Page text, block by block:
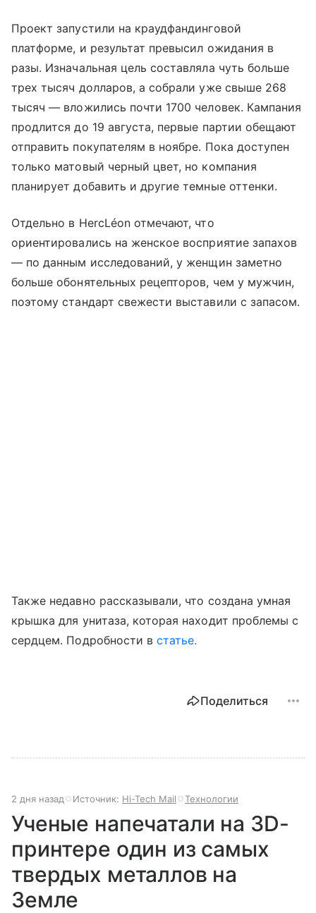
Проект запустили на краудфандинговой
платформе, и результат превысил ожидания в
разы. Изначальная цель составляла чуть больше
трех тысяч долларов, а собрали уже свыше 268
тысяч — вложились почти 1700 человек. Кампания
продлится до 19 августа, первые партии обещают
отправить покупателям в ноябре. Пока доступен
только матовый черный цвет, но компания
планирует добавить и другие темные оттенки.
Отдельно в HercLéon отмечают, что
ориентировались на женское восприятие запахов
— по данным исследований, у женщин заметно
больше обонятельных рецепторов, чем у мужчин,
поэтому стандарт свежести выставили с запасом.
Также недавно рассказывали, что создана умная
крышка для унитаза, которая находит проблемы с
сердцем. Подробности встатье.
Поделиться
2 дня назад Источник: Hi-Tech Mail Технологии
Ученые напечатали на 3D-
принтере один из самых
твердых металлов на
Земле